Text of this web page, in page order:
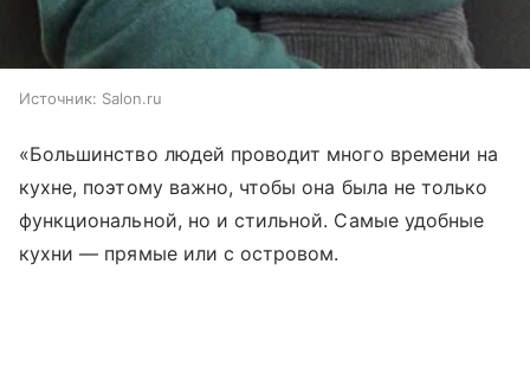
Источник: Salon.ru
«Большинство людей проводит много времени на
кухне, поэтому важно, чтобы она была не только
функциональной, но и стильной. Самые удобные
кухни — прямые или с островом.